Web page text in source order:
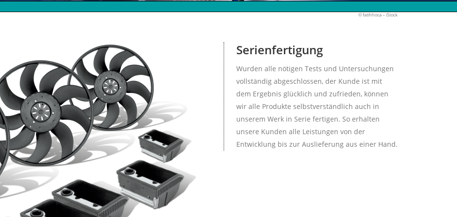
© fatihhoca – iStock
Serienfertigung
Wurden alle nötigen Tests und Untersuchungen
vollständig abgeschlossen, der Kunde ist mit
dem Ergebnis glücklich und zufrieden, können
wir alle Produkte selbstverständlich auch in
unserem Werk in Serie fertigen. So erhalten
unsere Kunden alle Leistungen von der
Entwicklung bis zur Auslieferung aus einer Hand.